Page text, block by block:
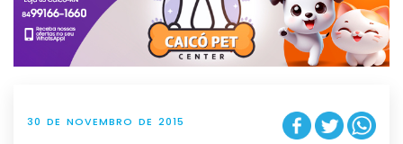
t
i
o
n
30 DE NOVEMBRO DE 2015